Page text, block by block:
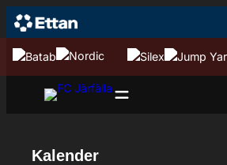
Hoppa till innehåll
Hoppa
till
innehåll
Kalender